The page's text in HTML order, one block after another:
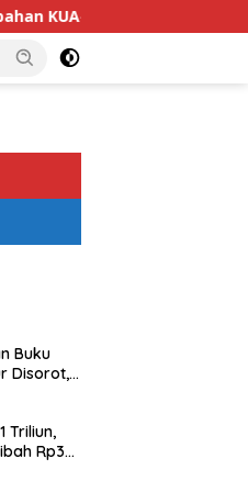
Pelayanan Publik
Buku
Disorot,
Triliun,
Rp35